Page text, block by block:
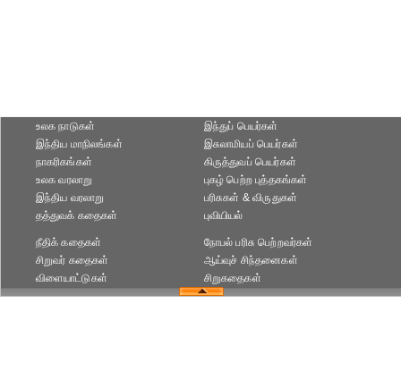
உலக நாடுகள்
இந்திய மாநிலங்கள்
நாகரிகங்கள்
இந்துப் பெயர்கள்
இசுலாமியப் பெயர்கள்
கிருத்துவப் பெயர்கள்
உலக வரலாறு
இந்திய வரலாறு
தத்துவக் கதைகள்
புகழ் பெற்ற புத்தகங்கள்
பரிசுகள் & விருதுகள்
புவியியல்
நீதிக் கதைகள்
சிறுவர் கதைகள்
விளையாட்டுகள்
நோபல் பரிசு‎ பெற்றவர்‎கள்
ஆய்வுச் சிந்தனைகள்
சிறுகதைகள்